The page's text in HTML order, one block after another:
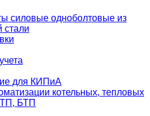
силовые одноболтовые из
для КИПиА
котельных, тепловых
БТП